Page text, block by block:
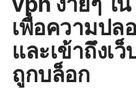
เพื่อความปล
และเข้าถึงเ
ถูกบล็อก